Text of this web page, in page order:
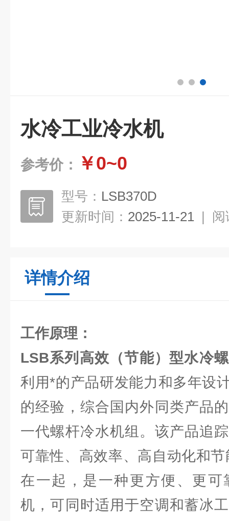
水冷工业冷水机
参考价： ￥0~0
型号： LSB370D
更新时间： 2025-11-21 | 阅
详情介绍
工作原理：
LSB系列高效（节能）型水冷
利用*的产品研发能力和多年设
的经验，综合国内外同类产品
一代螺杆冷水机组。该产品追
可靠性、高效率、高自动化和
在一起，是一种更方便、更可
机，可同时适用于空调和蓄冰